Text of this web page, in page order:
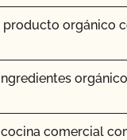
la certificación
de la
si el certificado
producto orgánico
comercial